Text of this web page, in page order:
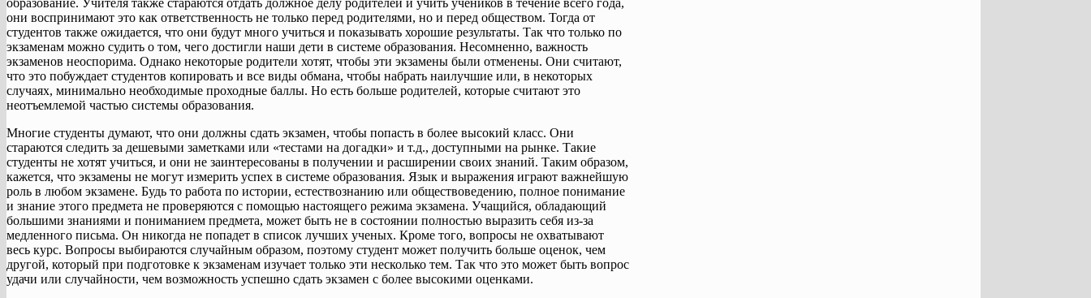
они воспринимают это как ответственность не только перед родителями, но и перед обществом. Тогда от
студентов также ожидается, что они будут много учиться и показывать хорошие результаты. Так что только по
экзаменам можно судить о том, чего достигли наши дети в системе образования. Несомненно, важность
экзаменов неоспорима. Однако некоторые родители хотят, чтобы эти экзамены были отменены. Они считают,
что это побуждает студентов копировать и все виды обмана, чтобы набрать наилучшие или, в некоторых
случаях, минимально необходимые проходные баллы. Но есть больше родителей, которые считают это
неотъемлемой частью системы образования.
Многие студенты думают, что они должны сдать экзамен, чтобы попасть в более высокий класс. Они
стараются следить за дешевыми заметками или «тестами на догадки» и т.д., доступными на рынке. Такие
студенты не хотят учиться, и они не заинтересованы в получении и расширении своих знаний. Таким образом,
кажется, что экзамены не могут измерить успех в системе образования. Язык и выражения играют важнейшую
роль в любом экзамене. Будь то работа по истории, естествознанию или обществоведению, полное понимание
и знание этого предмета не проверяются с помощью настоящего режима экзамена. Учащийся, обладающий
большими знаниями и пониманием предмета, может быть не в состоянии полностью выразить себя из-за
медленного письма. Он никогда не попадет в список лучших ученых. Кроме того, вопросы не охватывают
весь курс. Вопросы выбираются случайным образом, поэтому студент может получить больше оценок, чем
другой, который при подготовке к экзаменам изучает только эти несколько тем. Так что это может быть вопрос
удачи или случайности, чем возможность успешно сдать экзамен с более высокими оценками.